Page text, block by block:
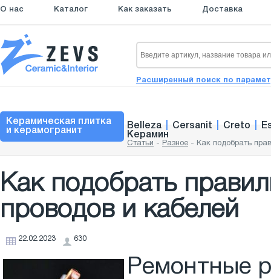
О нас Каталог Как заказать Доставка
Расширенный поиск по
Керамическая плитка
и керамогранит
Belleza Cersanit Creto
Керамин
Статьи - Разное - Как подобрать
Как подобрать
проводов и кабелей
22.02.2023 630
Ремонтные